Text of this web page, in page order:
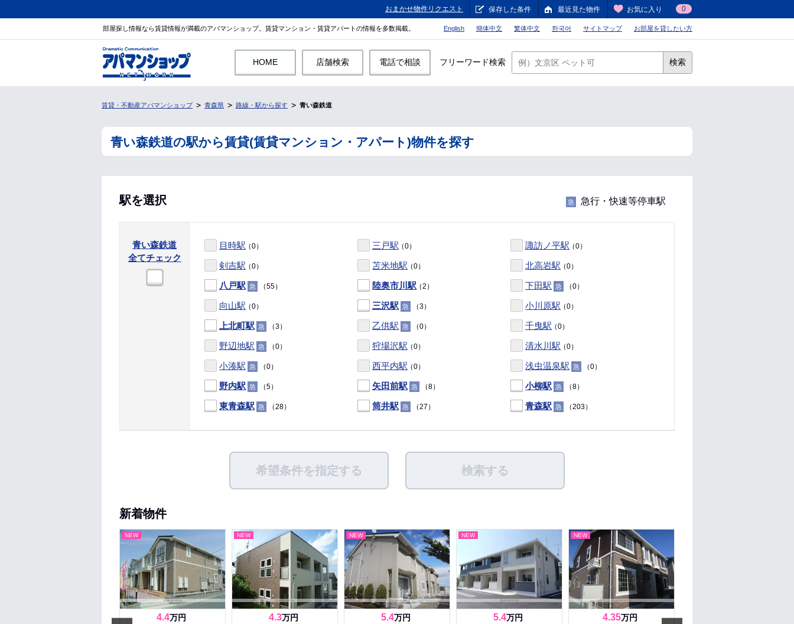
おまかせ物件リクエスト 保存した条件 最近見た物件 お気に入り 0
部屋探し情報なら賃貸情報が満載のアパマンショップ。賃貸マンション・賃貸アパートの情報を多数掲載。 English 簡体中文 繁体中文 한국어 サイトマップ お部屋を貸したい方
HOME 店舗検索 電話で相談 フリーワード検索 検索
賃貸・不動産アパマンショップ 青森県 路線・駅から探す 青い森鉄道
青い森鉄道の駅から賃貸(賃貸マンション・アパート)物件を探す
駅を選択 急 急行・快速等停車駅
青い森鉄道
全てチェック
目時駅（0） 三戸駅（0） 諏訪ノ平駅（0）
剣吉駅（0） 苫米地駅（0） 北高岩駅（0）
八戸駅 急 （55） 陸奥市川駅（2） 下田駅 急 （0）
向山駅（0） 三沢駅 急 （3） 小川原駅（0）
上北町駅 急 （3） 乙供駅 急 （0） 千曳駅（0）
野辺地駅 急 （0） 狩場沢駅（0） 清水川駅（0）
小湊駅 急 （0） 西平内駅（0） 浅虫温泉駅 急 （0）
野内駅 急 （5） 矢田前駅 急 （8） 小柳駅 急 （8）
東青森駅 急 （28） 筒井駅 急 （27） 青森駅 急 （203）
希望条件を指定する 検索する
新着物件
NEW
4.4万円
NEW
4.3万円
NEW
5.4万円
NEW
5.4万円
NEW
4.35万円